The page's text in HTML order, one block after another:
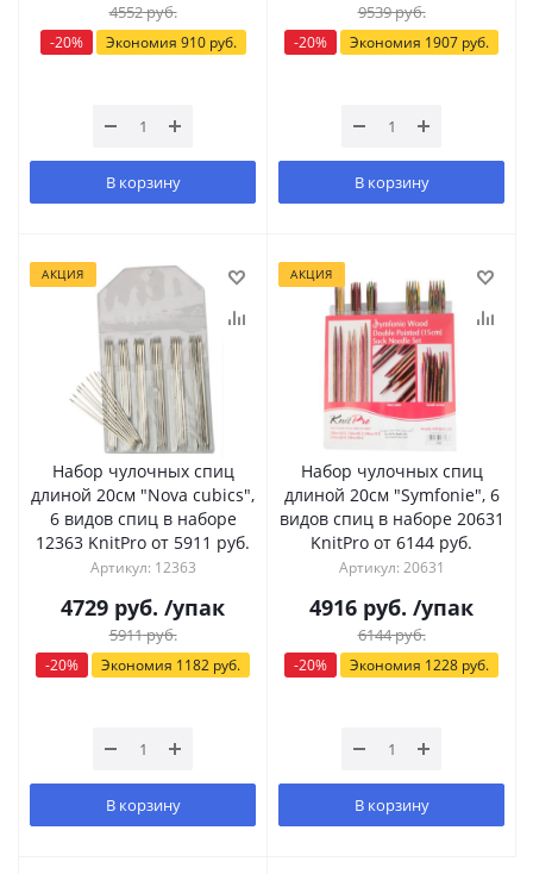
4552руб.
-20% Экономия 910руб.
В корзину
9539руб.
-20% Экономия 1907 руб.
В корзину
АКЦИЯ
Набор чулочных спиц
длиной 20см "Nova cubics",
6 видов спиц в наборе
12363 KnitPro от 5911 руб.
Артикул: 12363
4729 руб. /упак
5911руб.
-20% Экономия 1182 руб.
В корзину
АКЦИЯ
Набор чулочных спиц
длиной 20см "Symfonie", 6
видов спиц в наборе 20631
KnitPro от 6144 руб.
Артикул: 20631
4916 руб. /упак
6144руб.
-20% Экономия 1228 руб.
В корзину